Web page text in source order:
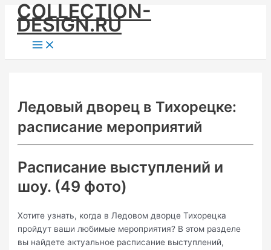
Skip
content
COLLECTION-
DESIGN.RU
Main
Menu
Ледовый дворец в Тихорецке:
расписание мероприятий
Расписание выступлений и
шоу. (49 фото)
Хотите узнать, когда в Ледовом дворце Тихорецка
пройдут ваши любимые мероприятия? В этом разделе
вы найдете актуальное расписание выступлений,